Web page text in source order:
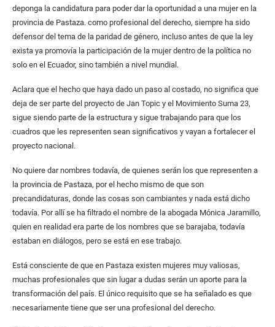
deponga la candidatura para poder dar la oportunidad a una mujer en la
provincia de Pastaza. como profesional del derecho, siempre ha sido
defensor del tema de la paridad de género, incluso antes de que la ley
exista ya promovía la participación de la mujer dentro de la política no
solo en el Ecuador, sino también a nivel mundial.
Aclara que el hecho que haya dado un paso al costado, no significa que
deja de ser parte del proyecto de Jan Topic y el Movimiento Suma 23,
sigue siendo parte de la estructura y sigue trabajando para que los
cuadros que les representen sean significativos y vayan a fortalecer el
proyecto nacional.
No quiere dar nombres todavía, de quienes serán los que representen a
la provincia de Pastaza, por el hecho mismo de que son
precandidaturas, donde las cosas son cambiantes y nada está dicho
todavía. Por allí se ha filtrado el nombre de la abogada Mónica Jaramillo,
quien en realidad era parte de los nombres que se barajaba, todavía
estaban en diálogos, pero se está en ese trabajo.
Está consciente de que en Pastaza existen mujeres muy valiosas,
muchas profesionales que sin lugar a dudas serán un aporte para la
transformación del país. El único requisito que se ha señalado es que
necesariamente tiene que ser una profesional del derecho.